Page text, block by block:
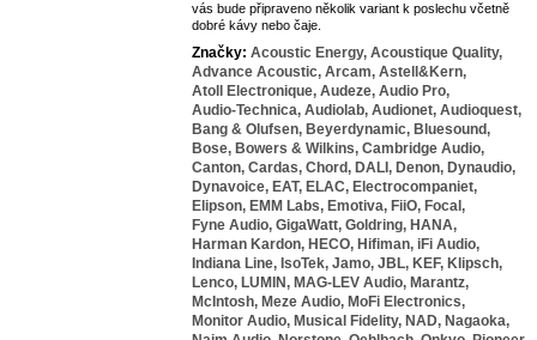
vás bude připraveno několik variant k poslechu včetně
dobré kávy nebo čaje.
Značky: Acoustic Energy, Acoustique Quality,
Advance Acoustic, Arcam, Astell&Kern,
Atoll Electronique, Audeze, Audio Pro,
Audio-Technica, Audiolab, Audionet, Audioquest,
Bang & Olufsen, Beyerdynamic, Bluesound,
Bose, Bowers & Wilkins, Cambridge Audio,
Canton, Cardas, Chord, DALI, Denon, Dynaudio,
Dynavoice, EAT, ELAC, Electrocompaniet,
Elipson, EMM Labs, Emotiva, FiiO, Focal,
Fyne Audio, GigaWatt, Goldring, HANA,
Harman Kardon, HECO, Hifiman, iFi Audio,
Indiana Line, IsoTek, Jamo, JBL, KEF, Klipsch,
Lenco, LUMIN, MAG-LEV Audio, Marantz,
McIntosh, Meze Audio, MoFi Electronics,
Monitor Audio, Musical Fidelity, NAD, Nagaoka,